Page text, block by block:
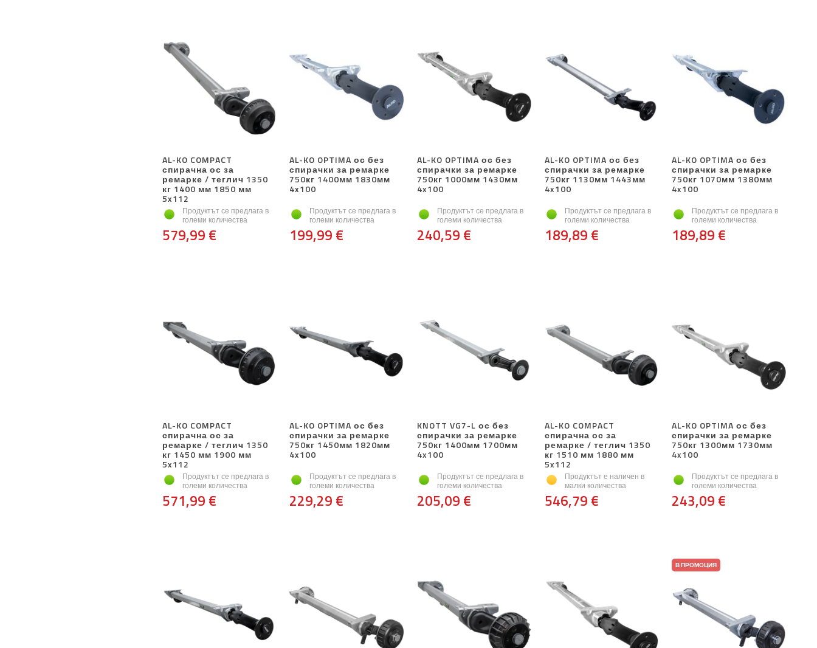
AL-KO COMPACT
спирачна ос за
ремарке / теглич 1350
кг 1400 мм 1850 мм
5x112
Продуктът се предлага в
големи количества
579,99 €
AL-KO OPTIMA ос без
спирачки за ремарке
750кг 1400мм 1830мм
4x100
Продуктът се предлага в
големи количества
199,99 €
AL-KO OPTIMA ос без
спирачки за ремарке
750кг 1000мм 1430мм
4x100
Продуктът се предлага в
големи количества
240,59 €
AL-KO OPTIMA ос без
спирачки за ремарке
750кг 1130мм 1443мм
4x100
Продуктът се предлага в
големи количества
189,89 €
AL-KO OPTIMA ос без
спирачки за ремарке
750кг 1070мм 1380мм
4x100
Продуктът се предлага в
големи количества
189,89 €
AL-KO COMPACT
спирачна ос за
ремарке / теглич 1350
кг 1450 мм 1900 мм
5x112
Продуктът се предлага в
големи количества
571,99 €
AL-KO OPTIMA ос без
спирачки за ремарке
750кг 1450мм 1820мм
4x100
Продуктът се предлага в
големи количества
229,29 €
KNOTT VG7-L ос без
спирачки за ремарке
750кг 1400мм 1700мм
4x100
Продуктът се предлага в
големи количества
205,09 €
AL-KO COMPACT
спирачна ос за
ремарке / теглич 1350
кг 1510 мм 1880 мм
5x112
Продуктът е наличен в
малки количества
546,79 €
AL-KO OPTIMA ос без
спирачки за ремарке
750кг 1300мм 1730мм
4x100
Продуктът се предлага в
големи количества
243,09 €
В ПРОМОЦИЯ